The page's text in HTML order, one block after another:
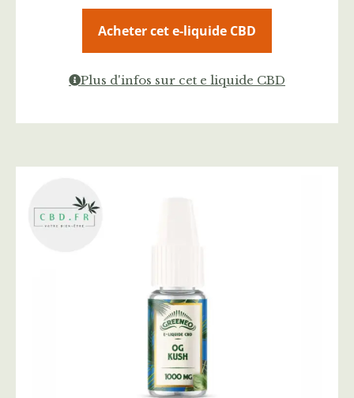
Acheter cet e-liquide CBD
Plus d'infos sur cet e liquide CBD